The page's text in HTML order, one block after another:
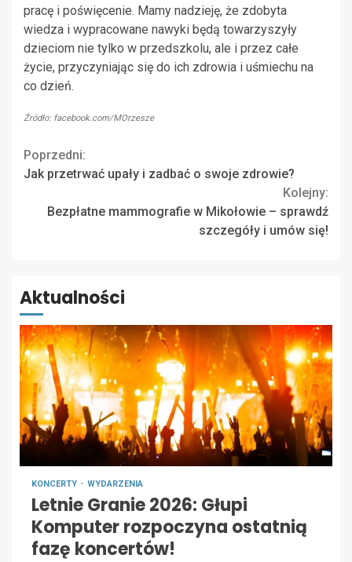
pracę i poświęcenie. Mamy nadzieję, że zdobyta
wiedza i wypracowane nawyki będą towarzyszyły
dzieciom nie tylko w przedszkolu, ale i przez całe
życie, przyczyniając się do ich zdrowia i uśmiechu na
co dzień.
Źródło: facebook.com/MOrzesze
Continue
Reading
Poprzedni:
Jak przetrwać upały i zadbać o swoje zdrowie?
Kolejny:
Bezpłatne mammografie w Mikołowie – sprawdź
szczegóły i umów się!
Aktualności
KONCERTY WYDARZENIA
Letnie Granie 2026: Głupi
Komputer rozpoczyna ostatnią
fazę koncertów!